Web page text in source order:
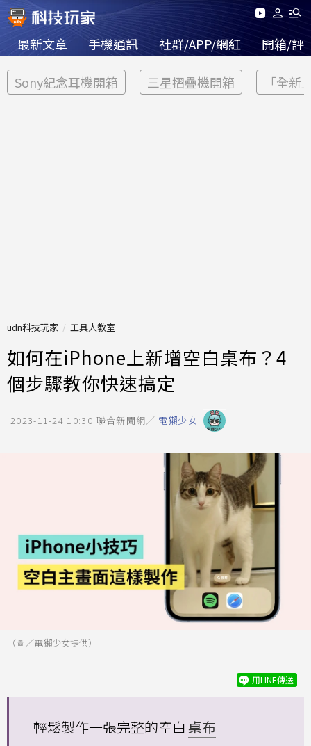
最新文章 手機通訊 社群/APP/網紅 開箱/評
Sony紀念耳機開箱 三星摺疊機開箱 「全新
udn科技玩家 工具人教室
如何在iPhone上新增空白桌布？4
個步驟教你快速搞定
2023-11-24 10:30 聯合新聞網／ 電獺少女
（圖／電獺少女提供）
用LINE傳送
輕鬆製作一張完整的空白桌布